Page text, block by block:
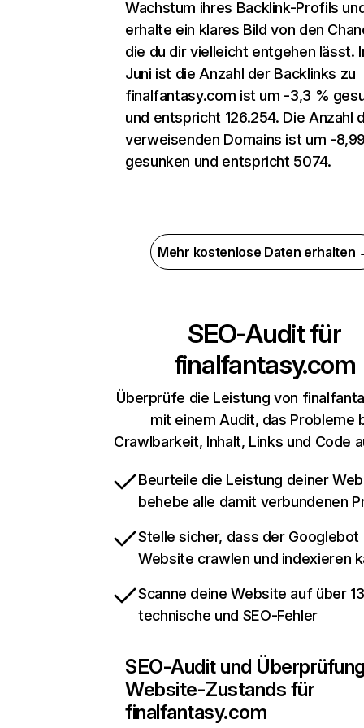
Wachstum ihres Backlink-Profils
erhalte ein klares Bild von den
die du dir vielleicht entgehen lässt.
Juni ist die Anzahl der Backlinks zu
finalfantasy.com ist um -3,3 %
und entspricht 126.254. Die Anzahl
verweisenden Domains ist um -
gesunken und entspricht 5074.
Mehr kostenlose Daten erhalten
SEO-Audit für
finalfantasy.com
Überprüfe die Leistung von
mit einem Audit, das Probleme
Crawlbarkeit, Inhalt, Links und Code
Beurteile die Leistung deiner
behebe alle damit verbundenen
Stelle sicher, dass der Googlebot
Website crawlen und indexieren
Scanne deine Website auf über
technische und SEO-Fehler
SEO-Audit und
Website-Zustands für
finalfantasy.com